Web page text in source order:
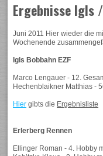
Ergebnisse
Juni 2011 Hier wieder die
Wochenende
Igls Bobbahn EZF
Marco Lengauer - 12.
Hechenblaikner Matthias -
Hier gibts die Ergebnisliste
Erlerberg Rennen
Ellinger Roman - 4. Hobby